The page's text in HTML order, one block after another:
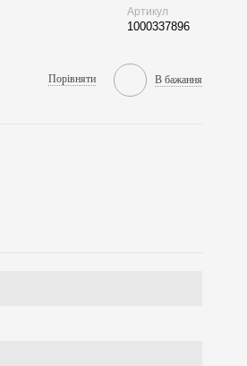
Артикул
1000337896
Порівняти В бажання